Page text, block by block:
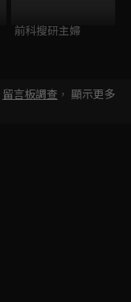
前科搜研主婦
留言板調查 ， 顯示更多